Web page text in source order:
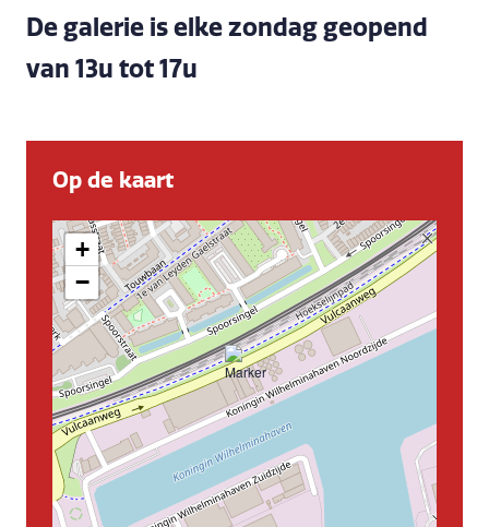
De galerie is elke zondag geopend
van 13u tot 17u
Op de kaart
+
−